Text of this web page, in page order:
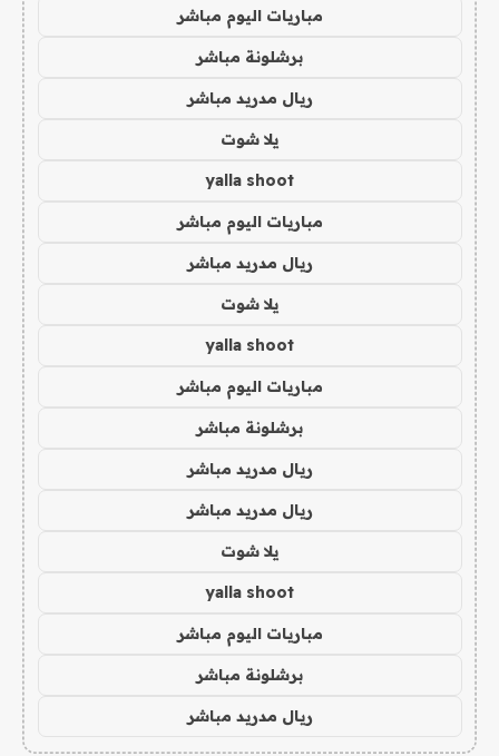
مباريات اليوم مباشر
برشلونة مباشر
ريال مدريد مباشر
يلا شوت
yalla shoot
مباريات اليوم مباشر
ريال مدريد مباشر
يلا شوت
yalla shoot
مباريات اليوم مباشر
برشلونة مباشر
ريال مدريد مباشر
ريال مدريد مباشر
يلا شوت
yalla shoot
مباريات اليوم مباشر
برشلونة مباشر
ريال مدريد مباشر